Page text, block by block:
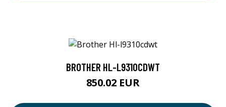
BROTHER HL-L9310CDWT
850.02 EUR